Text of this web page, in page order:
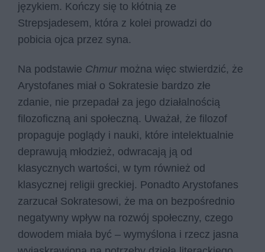
językiem. Kończy się to kłótnią ze
Strepsjadesem, która z kolei prowadzi do
pobicia ojca przez syna.
Na podstawie Chmur można więc stwierdzić, że
Arystofanes miał o Sokratesie bardzo złe
zdanie, nie przepadał za jego działalnością
filozoficzną ani społeczną. Uważał, że filozof
propaguje poglądy i nauki, które intelektualnie
deprawują młodzież, odwracają ją od
klasycznych wartości, w tym również od
klasycznej religii greckiej. Ponadto Arystofanes
zarzucał Sokratesowi, że ma on bezpośrednio
negatywny wpływ na rozwój społeczny, czego
dowodem miała być – wymyślona i rzecz jasna